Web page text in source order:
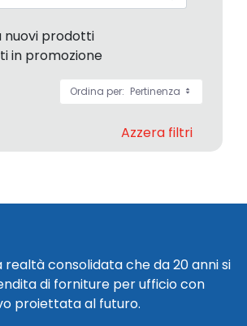
nuovi prodotti
in promozione
Ordina per: Pertinenza
Azzera filtri
realtà consolidata che da 20 anni si
di forniture per ufficio con
proiettata al futuro.